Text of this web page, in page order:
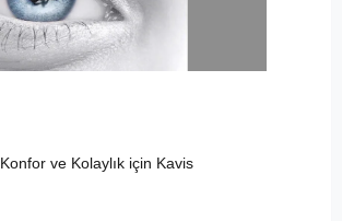
Konfor ve Kolaylık için Kavis